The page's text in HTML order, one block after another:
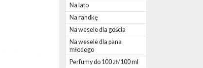
Na lato
Na randkę
Na wesele dla gościa
Na wesele dla pana
młodego
Perfumy do 100 zł/100 ml